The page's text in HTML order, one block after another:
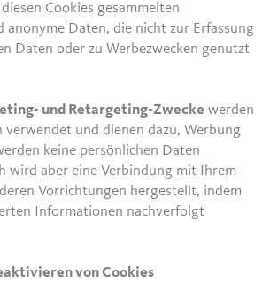
Cookies gesammelten
anonyme Daten, die nicht zur Erfassung
Daten oder zu Werbezwecken genutzt
und Retargeting-Zwecke werden
und dienen dazu, Werbung
keine persönlichen Daten
wird aber eine Verbindung mit Ihrem
Vorrichtungen hergestellt, indem
Informationen nachverfolgt
von Cookies